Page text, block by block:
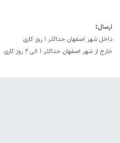
ارسال:
داخل شهر اصفهان حداکثر 1 روز کاری
خارج از شهر اصفهان حداکثر 1 الی 2 روز کاری